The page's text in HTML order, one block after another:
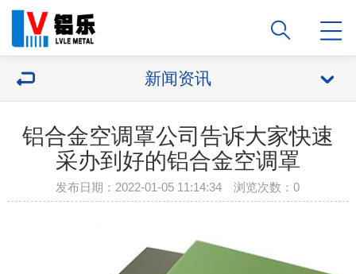
新闻资讯
铝合金空调罩公司告诉大家快速
采办到好的铝合金空调罩
发布日期：2022-01-05 11:14:34 浏览次数：0